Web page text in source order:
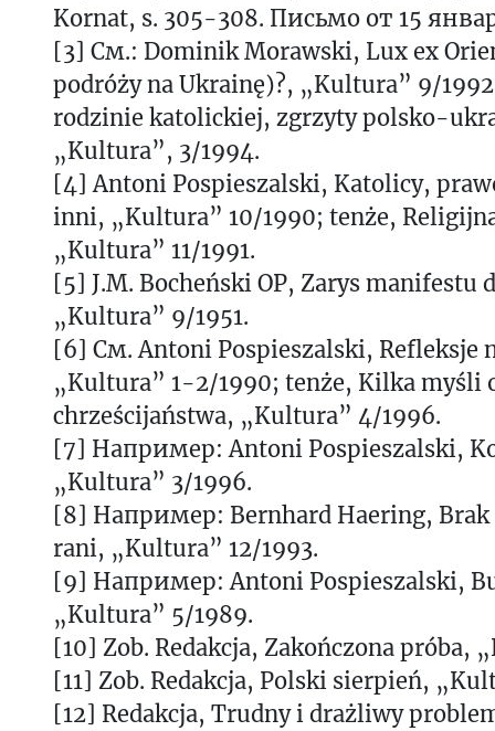
Kornat, s. 305-308. Письмо от 15
[3] См.: Dominik Morawski, Lux ex
podróży na Ukrainę)?, „Kultura” 9/
rodzinie katolickiej, zgrzyty polsko-
„Kultura”, 3/1994.
[4] Antoni Pospieszalski, Katolicy,
inni, „Kultura” 10/1990; tenże,
„Kultura” 11/1991.
[5] J.M. Bocheński OP, Zarys manifestu
„Kultura” 9/1951.
[6] См. Antoni Pospieszalski, Refleksje
„Kultura” 1-2/1990; tenże, Kilka myśli
chrześcijaństwa, „Kultura” 4/1996.
[7] Например: Antoni Pospieszalski,
„Kultura” 3/1996.
[8] Например: Bernhard Haering,
rani, „Kultura” 12/1993.
[9] Например: Antoni Pospieszalski,
„Kultura” 5/1989.
[10] Zob. Redakcja, Zakończona próba,
[11] Zob. Redakcja, Polski sierpień,
[12] Redakcja, Trudny i drażliwy